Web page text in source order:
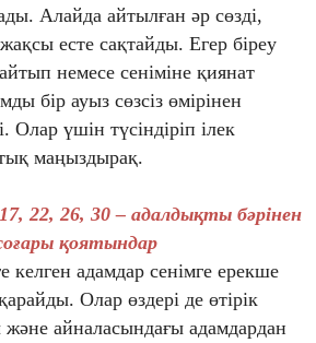
Алайда айтылған әр сөзді,
есте сақтайды. Егер біреу
немесе сеніміне қиянат
бір ауыз сөзсіз өмірінен
Олар үшін түсіндіріп ілек
маңыздырақ.
22, 26, 30 – адалдықты бәрінен
қоятындар
келген адамдар сенімге ерекше
Олар өздері де өтірік
айналасындағы адамдардан